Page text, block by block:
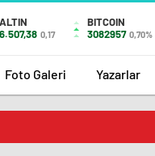
ALTIN
6.507,38 0,17
BITCOIN
3082957 0,70%
Foto Galeri Yazarlar